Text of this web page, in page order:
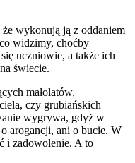
wykonują ją z oddaniem
widzimy, choćby
uczniowie, a także ich
świecie.
małolatów,
czy grubiańskich
wygrywa, gdyż w
arogancji, ani o bucie. W
i zadowolenie. A to